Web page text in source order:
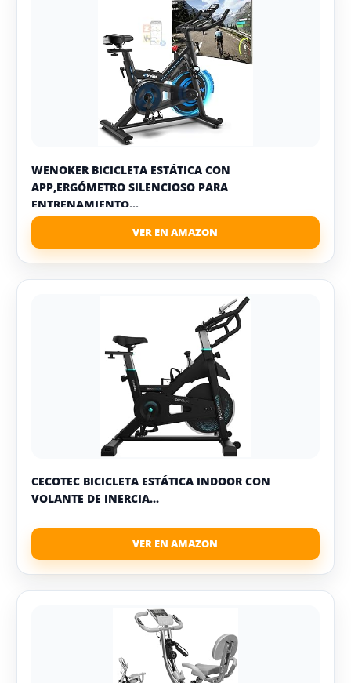
WENOKER BICICLETA ESTÁTICA CON
APP,ERGÓMETRO SILENCIOSO PARA
ENTRENAMIENTO...
CECOTEC BICICLETA ESTÁTICA INDOOR CON
VOLANTE DE INERCIA...